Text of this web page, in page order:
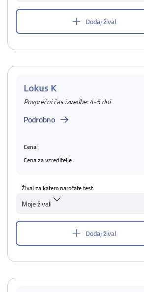
Dodaj žival
Lokus K
Povprečni čas izvedbe: 4-5 dni
Podrobno
Cena:
Cena za vzreditelje:
Žival za katero naročate test
Moje živali
Dodaj žival